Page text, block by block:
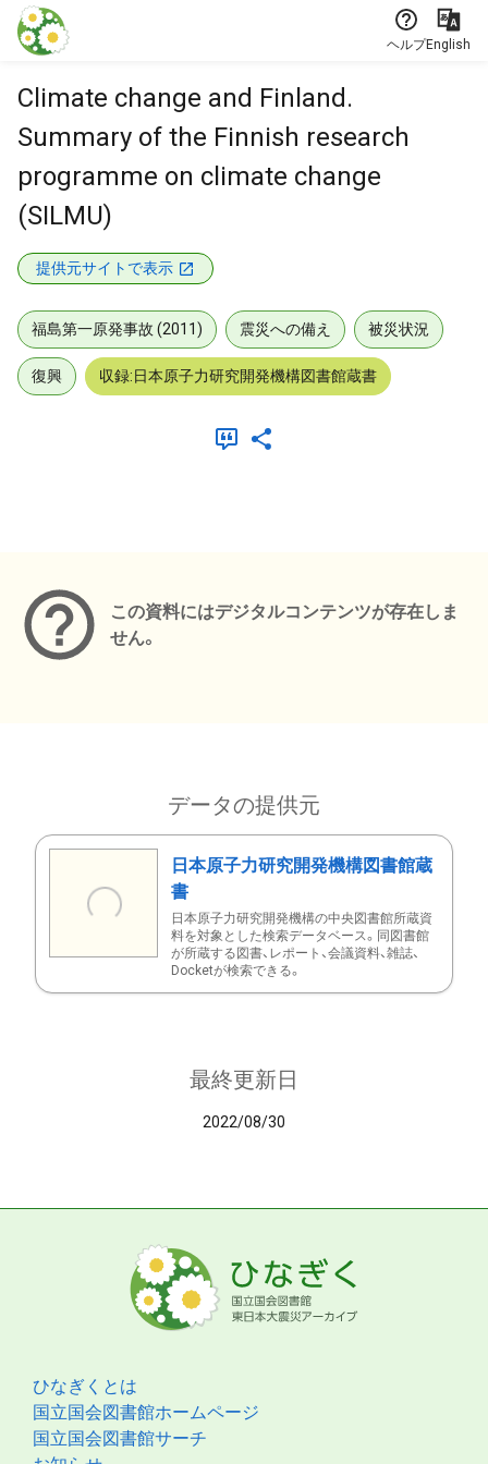
本文に飛ぶ
ヘルプEnglish
Climate change and Finland.
Summary of the Finnish research
programme on climate change
(SILMU)
提供元サイトで表示
福島第一原発事故 (2011) 震災への備え 被災状況
復興 収録:日本原子力研究開発機構図書館蔵書
この資料にはデジタルコンテンツが存在しま
せん。
データの提供元
日本原子力研究開発機構図書館蔵
書
日本原子力研究開発機構の中央図書館所蔵資
料を対象とした検索データベース。同図書館
が所蔵する図書、レポート、会議資料、雑誌、
Docketが検索できる。
最終更新日
2022/08/30
ひなぎくとは
国立国会図書館ホームページ
国立国会図書館サーチ